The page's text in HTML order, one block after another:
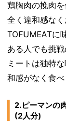
鶏胸肉の挽肉を
全く違和感な
TOFUMEATに
ある人でも挑
ミートは独特
和感がなく食べ
2.ピーマンの
(2人分)